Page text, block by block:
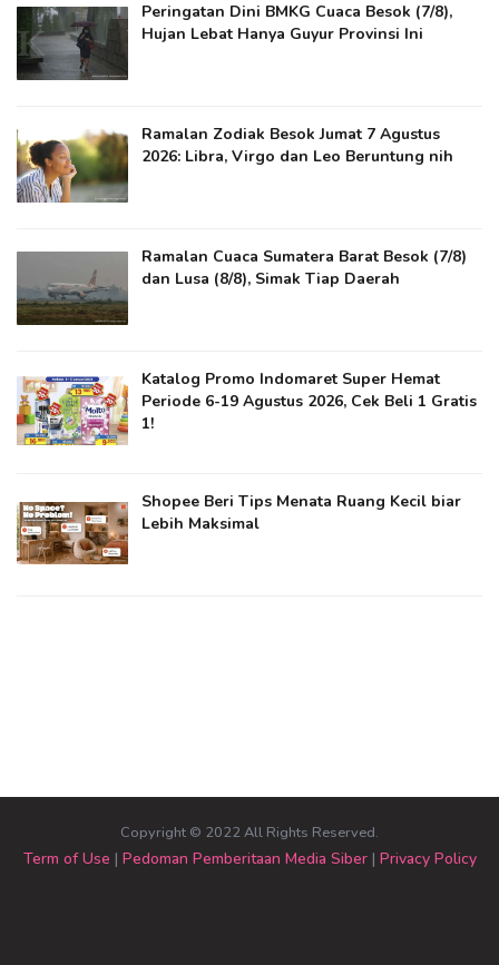
Peringatan Dini BMKG Cuaca Besok (7/8),
Hujan Lebat Hanya Guyur Provinsi Ini
Ramalan Zodiak Besok Jumat 7 Agustus
2026: Libra, Virgo dan Leo Beruntung nih
Ramalan Cuaca Sumatera Barat Besok (7/8)
dan Lusa (8/8), Simak Tiap Daerah
Katalog Promo Indomaret Super Hemat
Periode 6-19 Agustus 2026, Cek Beli 1 Gratis
1!
Shopee Beri Tips Menata Ruang Kecil biar
Lebih Maksimal
Copyright © 2022 All Rights Reserved.
Term of Use | Pedoman Pemberitaan Media Siber| Privacy Policy